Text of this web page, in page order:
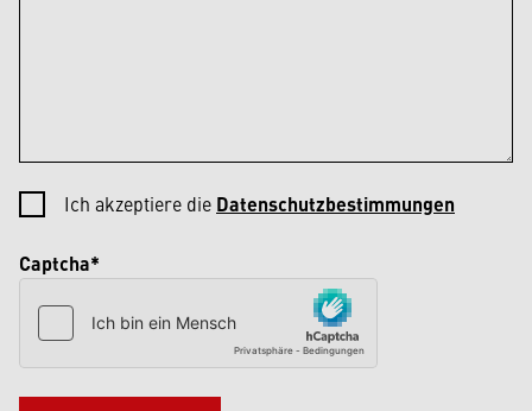
Ich akzeptiere die Datenschutzbestimmungen
Captcha*